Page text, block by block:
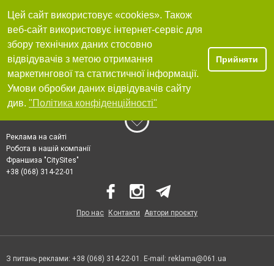
Цей сайт використовує «cookies». Також
веб-сайт використовує інтернет-сервіс для
збору технічних даних стосовно
відвідувачів з метою отримання
маркетингової та статистичної інформації.
Умови обробки даних відвідувачів сайту
див. "Політика конфіденційності"
Прийняти
Реклама на сайті
Робота в нашій компанії
Франшиза "CitySites"
+38 (068) 314-22-01
Про нас Контакти Автори проєкту
З питань реклами: +38 (068) 314-22-01. E-mail: reklama@061.ua